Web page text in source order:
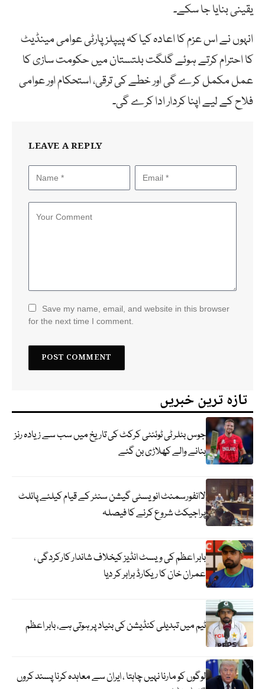
یقینی بنایا جا سکے۔
انہوں نے اس عزم کا اعادہ کیا کہ پیپلزپارٹی عوامی مینڈیٹ
کا احترام کرتے ہوئے گلگت بلتستان میں حکومت سازی کا
عمل مکمل کرے گی اور خطے کی ترقی، استحکام اور عوامی
فلاح کے لیے اپنا کردار ادا کرے گی۔
LEAVE A REPLY
Save my name, email, and website in this browser
for the next time I comment.
تازہ ترین خبریں
جوس بٹلر ٹی ٹوئنٹی کرکٹ کی تاریخ میں سب سے زیادہ رنز
بنانے والے کھلاڑی بن گئے
لاانفورسمنٹ انویسٹی گیشن سنٹر کے قیام کیلئے پائلٹ
پراجیکٹ شروع کرنے کا فیصلہ
بابر اعظم کی ویسٹ انڈیز کیخلاف شاندار کارکردگی ،
عمران خان کا ریکارڈ برابر کر دیا
ٹیم میں تبدیلی کنڈیشن کی بنیاد پر ہوتی ہے، بابر اعظم
لوگوں کو مارنا نہیں چاہتا ، ایران سے معاہدہ کرنا پسند کروں